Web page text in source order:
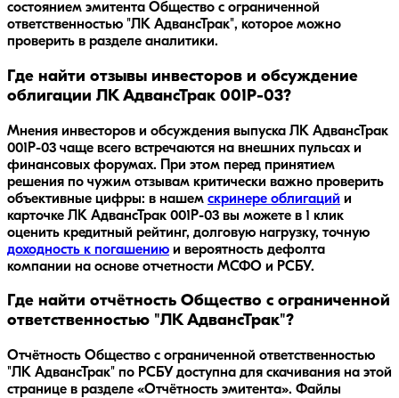
состоянием эмитента Общество с ограниченной
ответственностью "ЛК АдвансТрак", которое можно
проверить в разделе аналитики.
Где найти отзывы инвесторов и обсуждение
облигации ЛК АдвансТрак 001Р-03?
Мнения инвесторов и обсуждения выпуска ЛК АдвансТрак
001Р-03 чаще всего встречаются на внешних пульсах и
финансовых форумах. При этом перед принятием
решения по чужим отзывам критически важно проверить
объективные цифры: в нашем скринере облигаций и
карточке ЛК АдвансТрак 001Р-03 вы можете в 1 клик
оценить кредитный рейтинг, долговую нагрузку, точную
доходность к погашению и вероятность дефолта
компании на основе отчетности МСФО и РСБУ.
Где найти отчётность Общество с ограниченной
ответственностью "ЛК АдвансТрак"?
Отчётность Общество с ограниченной ответственностью
"ЛК АдвансТрак" по РСБУ доступна для скачивания на этой
странице в разделе «Отчётность эмитента». Файлы